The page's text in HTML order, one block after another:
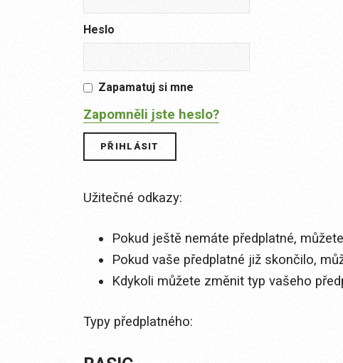
Heslo
Zapamatuj si mne
Zapomněli jste heslo?
Užitečné odkazy:
Pokud ještě nemáte předplatné,
Pokud vaše předplatné již skončilo,
Kdykoli můžete změnit typ vašeho
Typy předplatného: